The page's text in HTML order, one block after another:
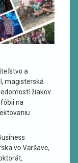
a
magisterská
žiakov
na
vo Varšave,